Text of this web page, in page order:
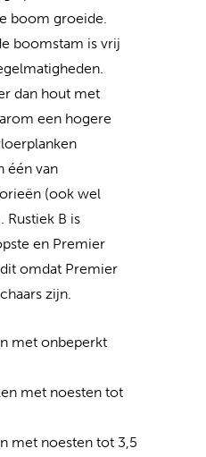
boom groeide.
boomstam is vrij
dan hout met
een hogere
één van
(ook wel
Rustiek B is
en Premier
omdat Premier
zijn.
met onbeperkt
met noesten tot
met noesten tot 3,5